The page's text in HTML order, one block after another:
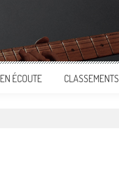
EN ÉCOUTE CLASSEMENTS